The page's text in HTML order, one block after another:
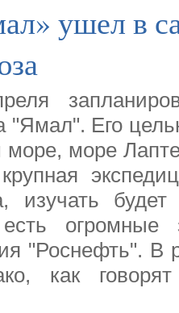
ушел в
"Ямал". Его
море, море
изучать
есть
"Роснефть". В
как